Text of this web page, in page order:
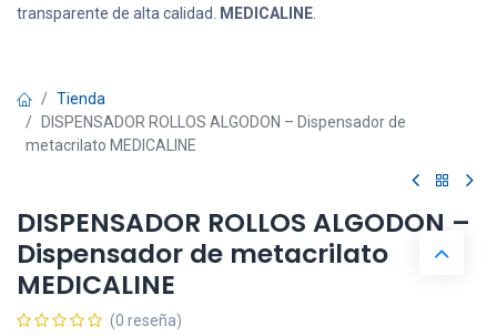
transparente de alta calidad.
MEDICALINE
Tienda
DISPENSADOR ROLLOS ALGODON – Dispensador de
metacrilato MEDICALINE
DISPENSADOR ROLLOS ALGODON –
Dispensador de metacrilato
MEDICALINE
(0 reseña)